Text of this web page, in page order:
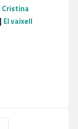
Cristina
| El vaixell